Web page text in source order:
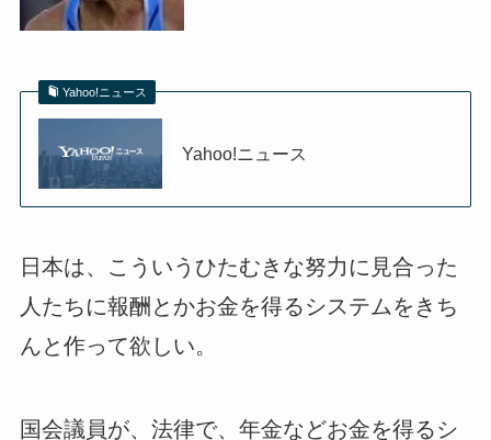
Yahoo!ニュース
Yahoo!ニュース
日本は、こういうひたむきな努力に見合った
人たちに報酬とかお金を得るシステムをきち
んと作って欲しい。
国会議員が、法律で、年金などお金を得るシ